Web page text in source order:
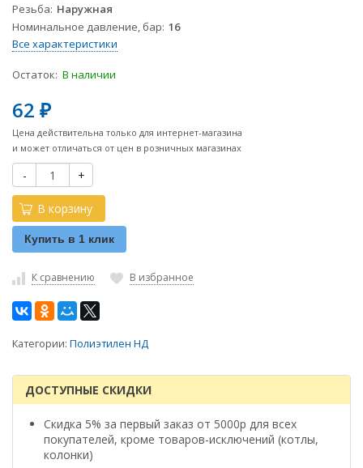
Резьба Наружная
Номинальное давление, бар 16
Все характеристики
Остаток: В наличии
62 ₽
Цена действительна только для интернет-магазина
и может отличаться от цен в розничных магазинах
- +
В корзину
Купить в 1 клик
К сравнению В избранное
Категории: Полиэтилен НД
ДОСТУПНЫЕ СКИДКИ
Скидка 5% за первый заказ от 5000р для всех
покупателей, кроме товаров-исключений (котлы,
колонки)